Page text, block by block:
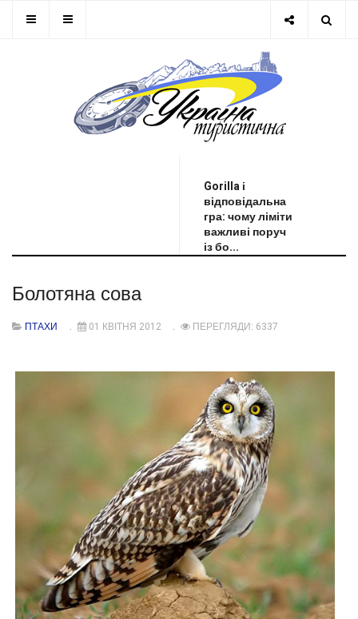
Gorilla і
відповідальна
гра: чому ліміти
важливі поруч
із бо...
Болотяна сова
ПТАХИ 01 КВІТНЯ 2012 ПЕРЕГЛЯДИ: 6337